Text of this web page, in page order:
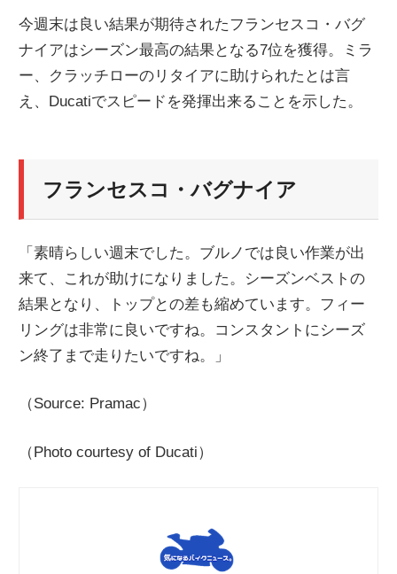
ク
ニ
ー
ス
今週末は良い結果が期待されたフランセスコ・バグ
ナイアはシーズン最高の結果となる7位を獲得。ミラ
ー、クラッチローのリタイアに助けられたとは言
え、Ducatiでスピードを発揮出来ることを示した。
フランセスコ・バグナイア
「素晴らしい週末でした。ブルノでは良い作業が出
来て、これが助けになりました。シーズンベストの
結果となり、トップとの差も縮めています。フィー
リングは非常に良いですね。コンスタントにシーズ
ン終了まで走りたいですね。」
（Source: Pramac）
（Photo courtesy of Ducati）